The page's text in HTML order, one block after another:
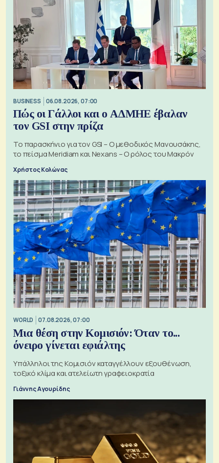
BUSINESS 06.08.2026, 07:00
Πώς οι Γάλλοι και ο ΑΔΜΗΕ έβαλαν
τον GSI στην πρίζα
Το παρασκήνιο για τον GSI – Ο μεθοδικός Μανουσάκης,
το πείσμα Meridiam και Nexans – Ο ρόλος του Μακρόν
Χρήστος Κολώνας
WORLD 07.08.2026, 07:00
Μια θέση στην Κομισιόν: Όταν το...
όνειρο γίνεται εφιάλτης
Υπάλληλοι της Κομισιόν καταγγέλλουν εξουθένωση,
τοξικό κλίμα και ατελείωτη γραφειοκρατία
Γιάννης Αγουρίδης